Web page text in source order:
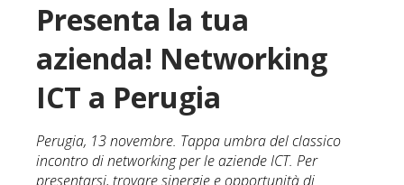
Presenta la tua
azienda! Networking
ICT a Perugia
Perugia, 13 novembre. Tappa umbra del classico
incontro di networking per le aziende ICT. Per
presentarsi, trovare sinergie e opportunità di